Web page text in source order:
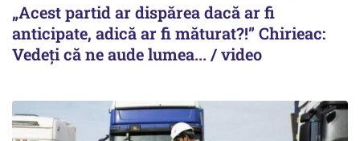
„Acest partid ar dispărea dacă ar fi
anticipate, adică ar fi măturat?!” Chirieac:
Vedeți că ne aude lumea... / video